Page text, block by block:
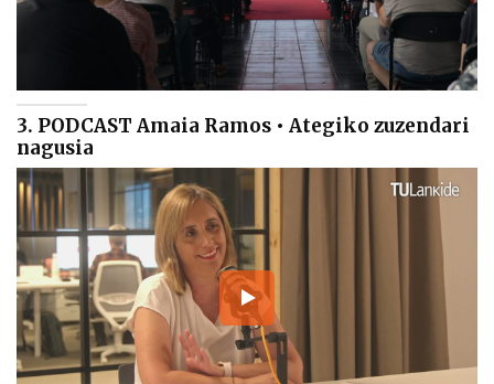
3. PODCAST Amaia Ramos • Ategiko zuzendari
nagusia